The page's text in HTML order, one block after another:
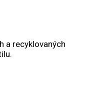
a recyklovaných